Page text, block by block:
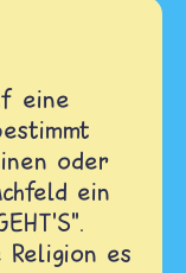
eine
oder
ein
es